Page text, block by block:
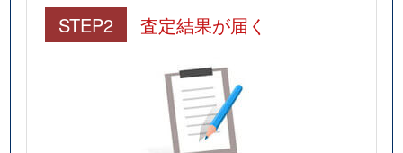
STEP2 査定結果が届く